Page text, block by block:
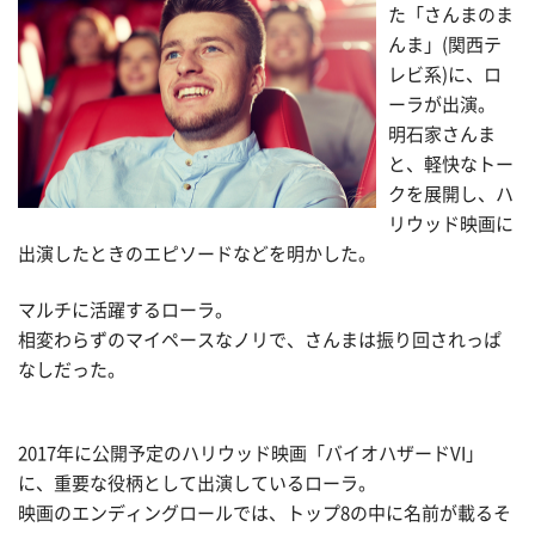
た「さんまのま
んま」(関西テ
レビ系)に、ロ
ーラが出演。
明石家さんま
と、軽快なトー
クを展開し、ハ
リウッド映画に
出演したときのエピソードなどを明かした。
マルチに活躍するローラ。
相変わらずのマイペースなノリで、さんまは振り回されっぱ
なしだった。
2017年に公開予定のハリウッド映画「バイオハザードVI」
に、重要な役柄として出演しているローラ。
映画のエンディングロールでは、トップ8の中に名前が載るそ